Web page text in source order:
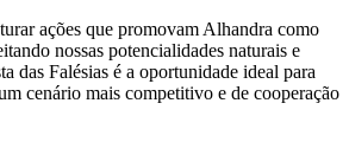
ações que promovam Alhandra como
nossas potencialidades naturais e
das Falésias é a oportunidade ideal para
cenário mais competitivo e de cooperação